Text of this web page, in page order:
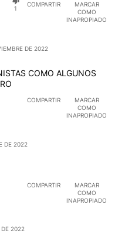
1
COMPARTIR
MARCAR
COMO
INAPROPIADO
DE 2022
COMO ALGUNOS
COMPARTIR
MARCAR
COMO
INAPROPIADO
DE 2022
COMPARTIR
MARCAR
COMO
INAPROPIADO
DE 2022